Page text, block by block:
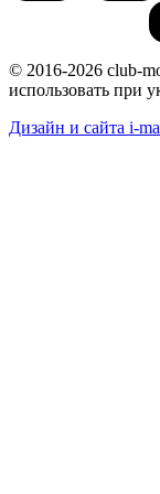
© 2016-2026 club-
использовать при
Дизайн и сайта i-